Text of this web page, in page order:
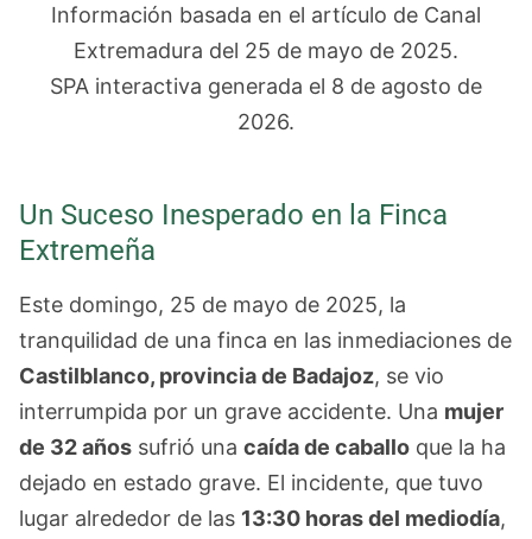
Información basada en el artículo de Canal
Extremadura del 25 de mayo de 2025.
SPA interactiva generada el 8 de agosto de
2026.
Un Suceso Inesperado en la Finca
Extremeña
Este domingo, 25 de mayo de 2025, la
tranquilidad de una finca en las inmediaciones de
Castilblanco, provincia de Badajoz, se vio
interrumpida por un grave accidente. Una mujer
de 32 años sufrió una caída de caballo que la ha
dejado en estado grave. El incidente, que tuvo
lugar alrededor de las 13:30 horas del mediodía,